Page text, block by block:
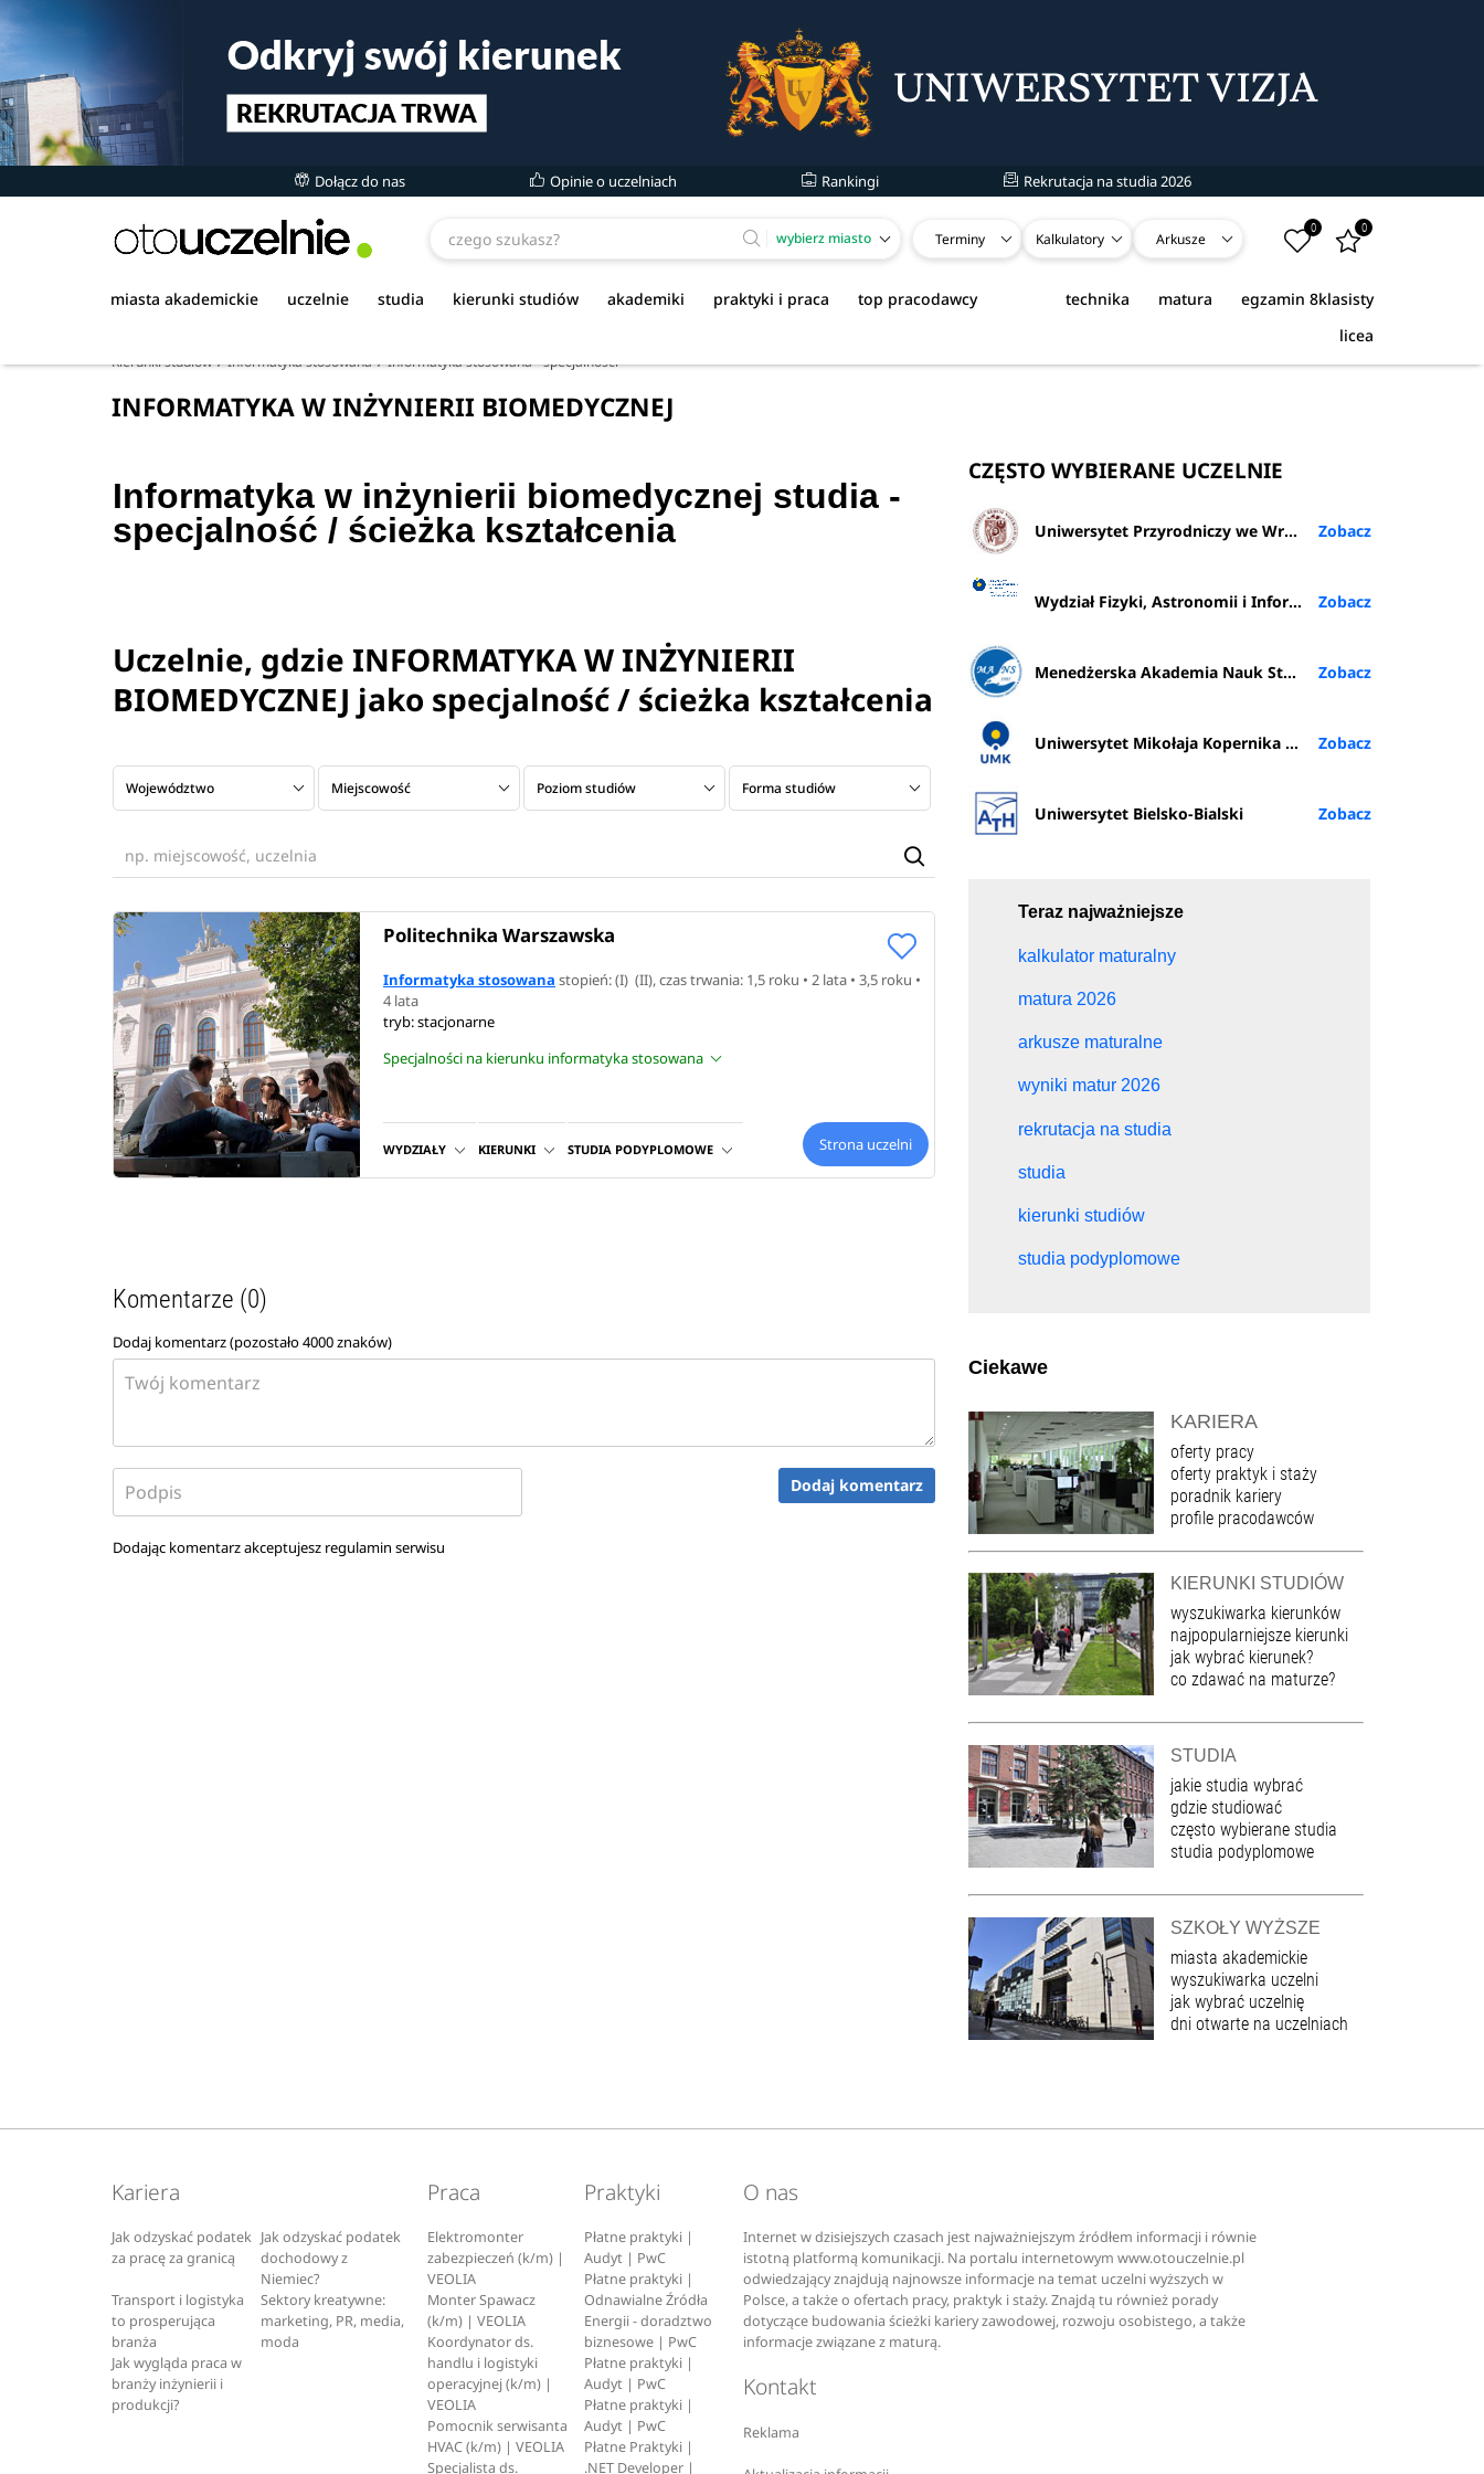
Dołącz do nas Opinie o uczelniach Rankingi Rekrutacja na studia 2026
wybierz miasto Terminy Kalkulatory Arkusze
0 0
miasta akademickie uczelnie studia kierunki studiów akademiki praktyki i praca top pracodawcy egzamin 8klasisty
matura
technika
licea
Kierunki studiów Informatyka stosowana Informatyka stosowana - specjalności
INFORMATYKA W INŻYNIERII BIOMEDYCZNEJ
Informatyka w inżynierii biomedycznej studia -
specjalność / ścieżka kształcenia
Uczelnie, gdzie INFORMATYKA W INŻYNIERII
BIOMEDYCZNEJ jako specjalność / ścieżka kształcenia
Województwo Miejscowość Poziom studiów Forma studiów
Politechnika Warszawska
Informatyka stosowana stopień: (I) (II), czas trwania: 1,5 roku • 2 lata • 3,5 roku •
4 lata
tryb: stacjonarne
Specjalności na kierunku informatyka stosowana
WYDZIAŁY KIERUNKI STUDIA PODYPLOMOWE Strona uczelni
Komentarze (0)
Dodaj komentarz (pozostało4000znaków)
Dodając komentarz akceptujesz regulamin serwisu
Dodaj komentarz
CZĘSTO WYBIERANE UCZELNIE
Uniwersytet Przyrodniczy we Wrocławiu
Wydział Fizyki, Astronomii i Informatyki Stosowanej
Menedżerska Akademia Nauk Stosowanych w Warszawie
Uniwersytet Mikołaja Kopernika w Toruniu
Uniwersytet Bielsko-Bialski
Teraz najważniejsze
kalkulator maturalny
matura 2026
arkusze maturalne
wyniki matur 2026
rekrutacja na studia
studia
kierunki studiów
studia podyplomowe
Ciekawe
KARIERA
oferty pracy
oferty praktyk i staży
poradnik kariery
profile pracodawców
KIERUNKI STUDIÓW
wyszukiwarka kierunków
najpopularniejsze kierunki
jak wybrać kierunek?
co zdawać na maturze?
STUDIA
jakie studia wybrać
gdzie studiować
często wybierane studia
studia podyplomowe
SZKOŁY WYŻSZE
miasta akademickie
wyszukiwarka uczelni
jak wybrać uczelnię
dni otwarte na uczelniach
Kariera
Jak odzyskać podatek
za pracę za granicą
Jak odzyskać podatek
dochodowy z
Niemiec?
Transport i logistyka
to prosperująca
branża
Sektory kreatywne:
marketing, PR, media,
moda
Jak wygląda praca w
branży inżynierii i
produkcji?
Praca
Elektromonter
zabezpieczeń (k/m) |
VEOLIA
Monter Spawacz
(k/m) | VEOLIA
Koordynator ds.
handlu i logistyki
operacyjnej (k/m) |
VEOLIA
Pomocnik serwisanta
HVAC (k/m) | VEOLIA
Specjalista ds.
Praktyki
Płatne praktyki |
Audyt | PwC
Płatne praktyki |
Odnawialne Źródła
Energii - doradztwo
biznesowe | PwC
Płatne praktyki |
Audyt | PwC
Płatne praktyki |
Audyt | PwC
Płatne Praktyki |
.NET Developer |
O nas
Internet w dzisiejszych czasach jest najważniejszym źródłem informacji i równie
istotną platformą komunikacji. Na portalu internetowym www.otouczelnie.pl
odwiedzający znajdują najnowsze informacje na temat uczelni wyższych w
Polsce, a także o ofertach pracy, praktyk i staży. Znajdą tu również porady
dotyczące budowania ścieżki kariery zawodowej, rozwoju osobistego, a także
informacje związane z maturą.
Kontakt
Reklama